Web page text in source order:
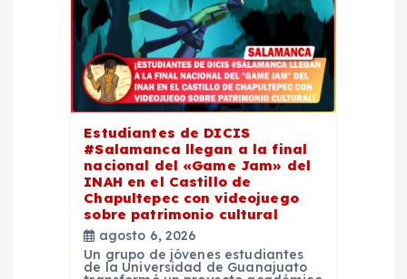
Estudiantes de DICIS
#Salamanca llegan a la final
nacional del «Game Jam» del
INAH en el Castillo de
Chapultepec con videojuego
sobre patrimonio cultural
agosto 6, 2026
Un grupo de jóvenes estudiantes
de la Universidad de Guanajuato